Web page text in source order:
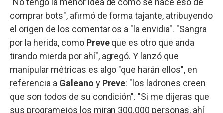
"No tengo la menor idea de cómo se hace eso de
comprar bots", afirmó de forma tajante, atribuyendo
el origen de los comentarios a "la envidia". "Sangra
por la herida, como Preve que es otro que anda
tirando mierda por ahí", agregó. Y lanzó que
manipular métricas es algo "que harán ellos", en
referencia a Galeano y Preve: "los ladrones creen
que son todos de su condición". "Si me dijeras que
sus programejos los miran 300.000 personas, ahí